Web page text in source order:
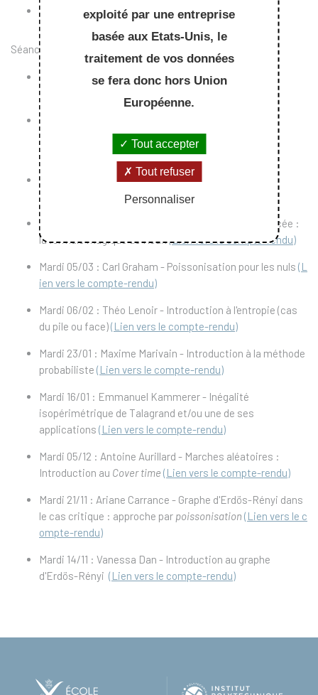
À définir : Lucas Gerin - Le lemme local de Lovasz
Séances passées :
Mardi 04/06 : Antoine Aurillard - Introduction à
l'échangeabilité
Mardi 30/04 : Maxime Marivain - A new proof of the
sharpness of the phase transition for Bernoulli
percolation on Z^2(Lien vers le compte-rendu)
Mardi 02/04 : Théo Lenoir - Proof of the sensitivity
conjecture
(Lien vers le compte-rendu)
Mardi 19/03 : Cyril Marzouk - Marche aléatoire renforcée :
la formule magique de Kean(Lien vers le compte-rendu)
Mardi 05/03 : Carl Graham - Poissonisation pour les nuls (L
ien vers le compte-rendu)
Mardi 06/02 : Théo Lenoir - Introduction à l'entropie (cas
du pile ou face)(Lien vers le compte-rendu)
Mardi 23/01 : Maxime Marivain - Introduction à la méthode
probabiliste (Lien vers le compte-rendu)
Mardi 16/01 : Emmanuel Kammerer - Inégalité
isopérimétrique de Talagrand et/ou une de ses
applications (Lien vers le compte-rendu)
Mardi 05/12 : Antoine Aurillard - Marches aléatoires :
Introduction au Cover time (Lien vers le compte-rendu)
Mardi 21/11 : Ariane Carrance - Graphe d'Erdös-Rényi dans
le cas critique : approche par poissonisation (Lien vers le c
ompte-rendu)
Mardi 14/11 : Vanessa Dan - Introduction au graphe
d'Erdös-Rényi (Lien vers le compte-rendu)
exploité par une entreprise
basée aux Etats-Unis, le
traitement de vos données
se fera donc hors Union
Européenne.
Tout accepter
Tout refuser
Personnaliser